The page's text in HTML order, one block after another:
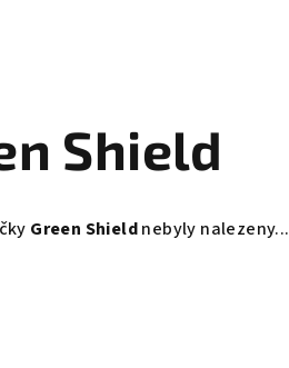
Shield
Green Shieldnebyly nalezeny...